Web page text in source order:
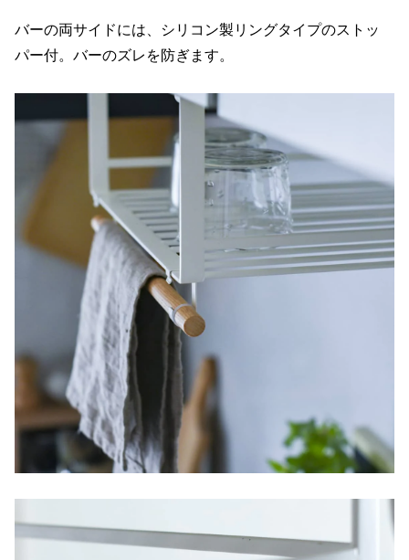
バーの両サイドには、シリコン製リングタイプのストッ
パー付。バーのズレを防ぎます。